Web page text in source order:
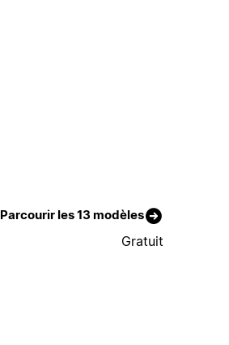
Parcourir les 13 modèles
Gratuit